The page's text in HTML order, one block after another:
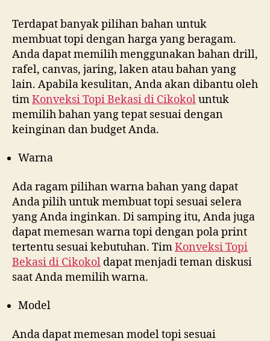
Terdapat banyak pilihan bahan untuk
membuat topi dengan harga yang beragam.
Anda dapat memilih menggunakan bahan drill,
rafel, canvas, jaring, laken atau bahan yang
lain. Apabila kesulitan, Anda akan dibantu oleh
timKonveksi Topi Bekasi di Cikokoluntuk
memilih bahan yang tepat sesuai dengan
keinginan dan budget Anda.
Warna
Ada ragam pilihan warna bahan yang dapat
Anda pilih untuk membuat topi sesuai selera
yang Anda inginkan. Di samping itu, Anda juga
dapat memesan warna topi dengan pola print
tertentu sesuai kebutuhan. TimKonveksi Topi
Bekasi di Cikokol dapat menjadi teman diskusi
saat Anda memilih warna.
Model
Anda dapat memesan model topi sesuai